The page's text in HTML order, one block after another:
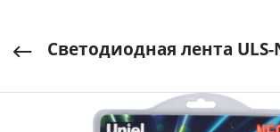
Светодиодная лента ULS-N01-2835-120LED/m-6mm-IP67-DC12V-9,0W/m-5M-